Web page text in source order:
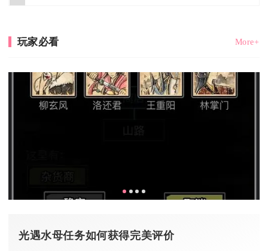
玩家必看 More+
光遇水母任务如何获得完美评价